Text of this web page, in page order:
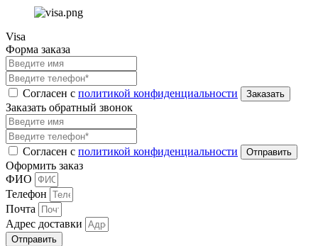
Visa
Форма заказа
Согласен с политикой конфиденциальности
Заказать обратный звонок
Согласен с политикой конфиденциальности
Оформить заказ
ФИО
Телефон
Почта
Адрес доставки
Отправить